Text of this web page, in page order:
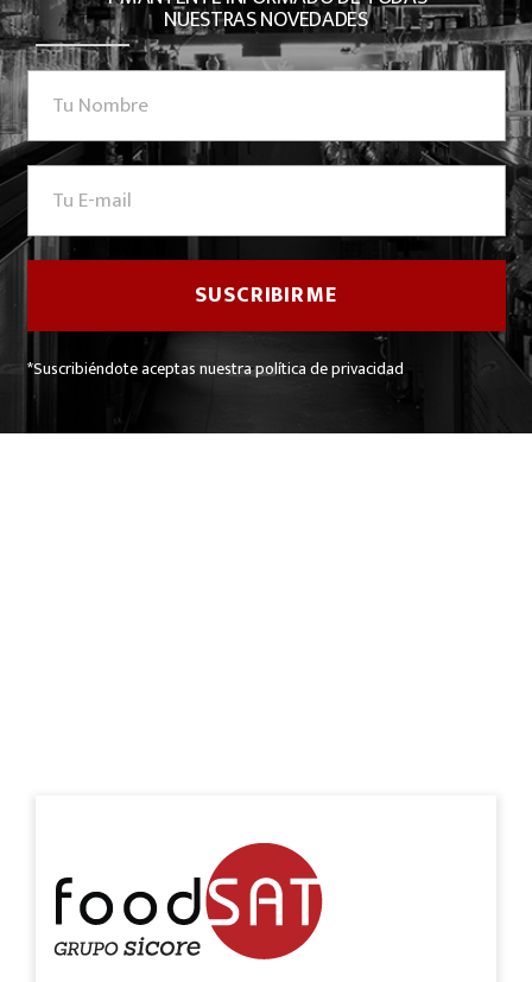
NUESTRAS NOVEDADES
*Suscribiéndote aceptas nuestra política de privacidad